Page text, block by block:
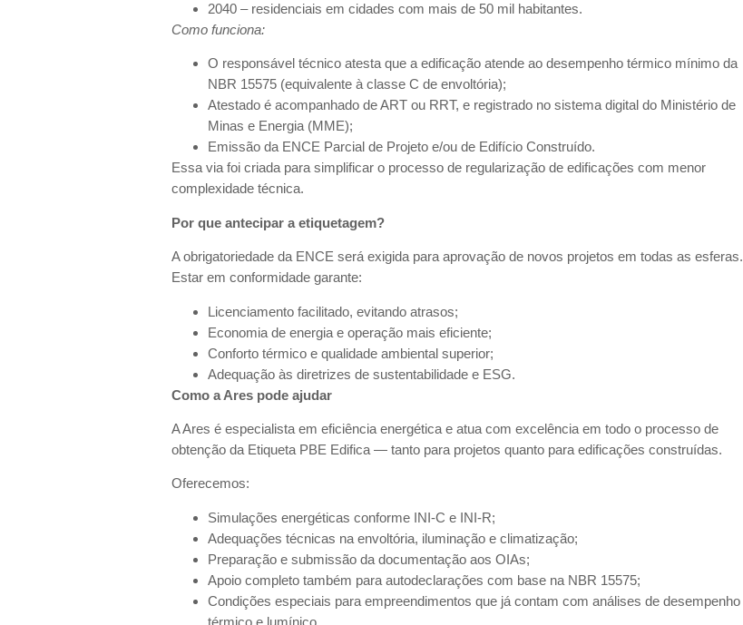
2040 – residenciais em cidades com mais de 50 mil habitantes.
Como funciona:
O responsável técnico atesta que a edificação atende ao desempenho térmico mínimo da
NBR 15575 (equivalente à classe C de envoltória);
Atestado é acompanhado de ART ou RRT, e registrado no sistema digital do Ministério de
Minas e Energia (MME);
Emissão da ENCE Parcial de Projeto e/ou de Edifício Construído.
Essa via foi criada para simplificar o processo de regularização de edificações com menor
complexidade técnica.
Por que antecipar a etiquetagem?
A obrigatoriedade da ENCE será exigida para aprovação de novos projetos em todas as esferas.
Estar em conformidade garante:
Licenciamento facilitado, evitando atrasos;
Economia de energia e operação mais eficiente;
Conforto térmico e qualidade ambiental superior;
Adequação às diretrizes de sustentabilidade e ESG.
Como a Ares pode ajudar
A Ares é especialista em eficiência energética e atua com excelência em todo o processo de
obtenção da Etiqueta PBE Edifica — tanto para projetos quanto para edificações construídas.
Oferecemos:
Simulações energéticas conforme INI-C e INI-R;
Adequações técnicas na envoltória, iluminação e climatização;
Preparação e submissão da documentação aos OIAs;
Apoio completo também para autodeclarações com base na NBR 15575;
Condições especiais para empreendimentos que já contam com análises de desempenho
térmico e lumínico.